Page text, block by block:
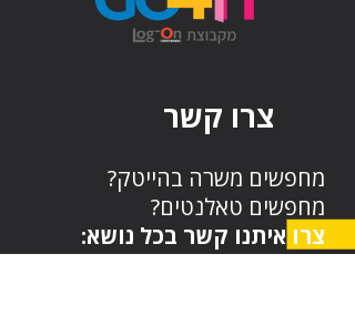
צרו קשר
מחפשים משרה בהייטק?
מחפשים טאלנטים?
צרו איתנו קשר בכל נושא: